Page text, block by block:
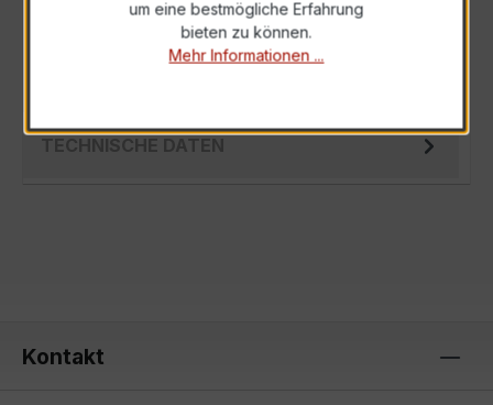
kompakter, hochpräziser Niederspannungs-
Verrechnungsstromwandler der bewährten…
TECHNISCHE DATEN
Kontakt
um eine bestmögliche Erfahrung
bieten zu können.
Mehr Informationen ...